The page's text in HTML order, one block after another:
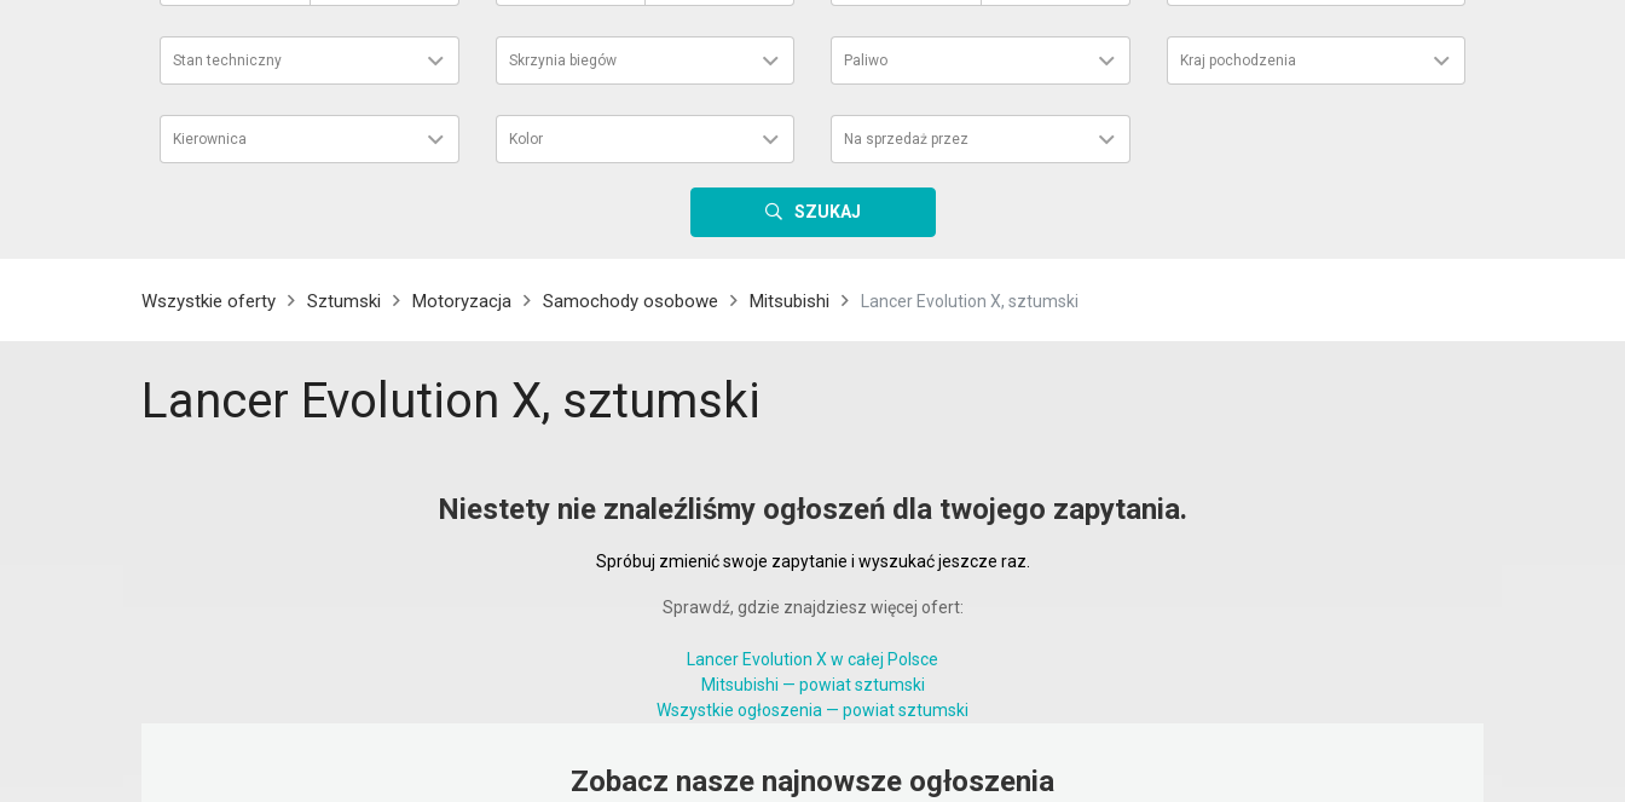
Stan techniczny Skrzynia biegów Paliwo Kraj pochodzenia
Kierownica Kolor Na sprzedaż przez
SZUKAJ
Wszystkie oferty Sztumski Motoryzacja Samochody osobowe Mitsubishi Lancer Evolution X, sztumski
Lancer Evolution X, sztumski
Niestety nie znaleźliśmy ogłoszeń dla twojego zapytania.
Spróbuj zmienić swoje zapytanie i wyszukać jeszcze raz.
Sprawdź, gdzie znajdziesz więcej ofert:
Lancer Evolution X w całej Polsce
Mitsubishi — powiat sztumski
Wszystkie ogłoszenia — powiat sztumski
Zobacz nasze najnowsze ogłoszenia